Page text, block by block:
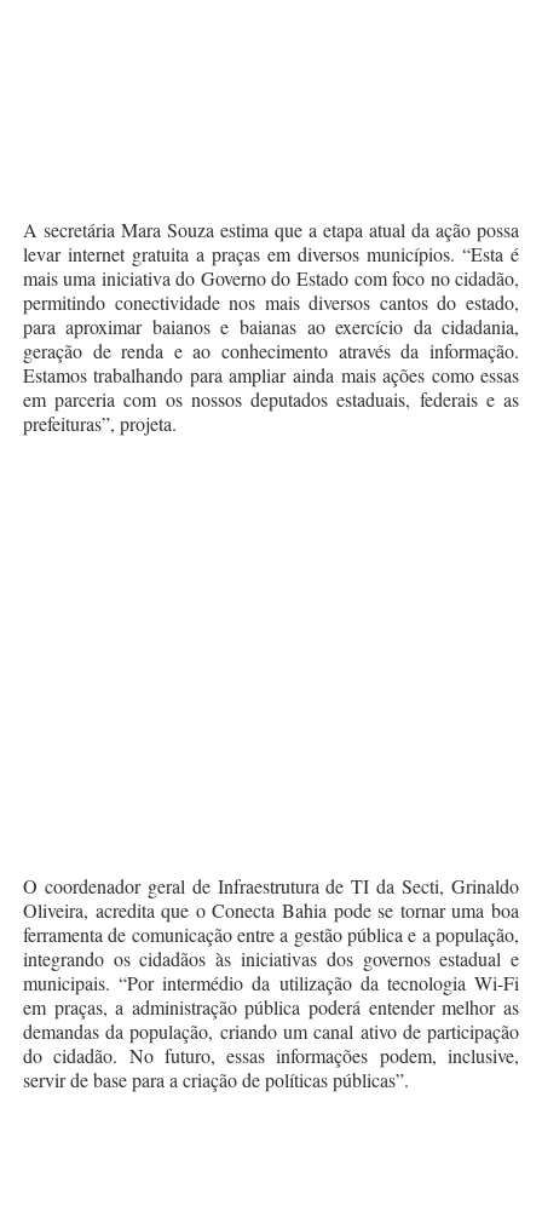
A secretária Mara Souza estima que a etapa atual da ação possa
levar internet gratuita a praças em diversos municípios. “Esta é
mais uma iniciativa do Governo do Estado com foco no cidadão,
permitindo conectividade nos mais diversos cantos do estado,
para aproximar baianos e baianas ao exercício da cidadania,
geração de renda e ao conhecimento através da informação.
Estamos trabalhando para ampliar ainda mais ações como essas
em parceria com os nossos deputados estaduais, federais e as
prefeituras”, projeta.
O coordenador geral de Infraestrutura de TI da Secti, Grinaldo
Oliveira, acredita que o Conecta Bahia pode se tornar uma boa
ferramenta de comunicação entre a gestão pública e a população,
integrando os cidadãos às iniciativas dos governos estadual e
municipais. “Por intermédio da utilização da tecnologia Wi-Fi
em praças, a administração pública poderá entender melhor as
demandas da população, criando um canal ativo de participação
do cidadão. No futuro, essas informações podem, inclusive,
servir de base para a criação de políticas públicas”.